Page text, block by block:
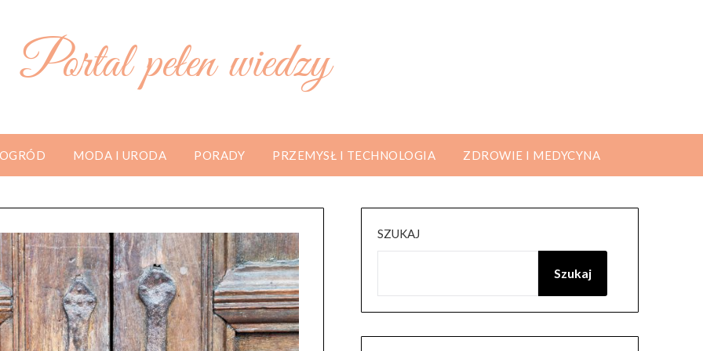
Portal pełen wiedzy
MODA I URODA PORADY PRZEMYSŁ I TECHNOLOGIA ZDROWIE I MEDYCYNA
SZUKAJ
Szukaj